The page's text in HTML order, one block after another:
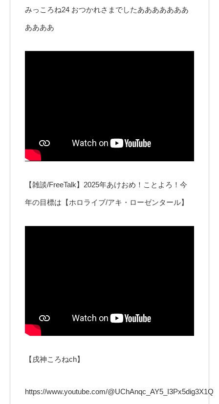
みっころね24 おつかれさまでしたあああああああ
ああああ
【雑談/FreeTalk】2025年あけおめ！ことよろ！今
年の目標は【ホロライブ/アキ・ローゼンタール】
【戌神ころねch】
https://www.youtube.com/@UChAnqc_AY5_I3Px5dig3X1Q